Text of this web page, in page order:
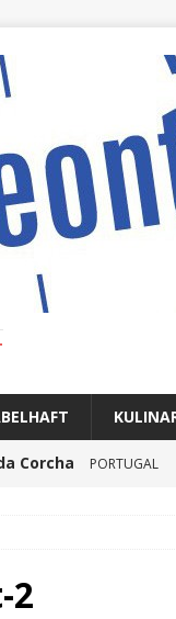
Corcha PORTUGAL
wird
2